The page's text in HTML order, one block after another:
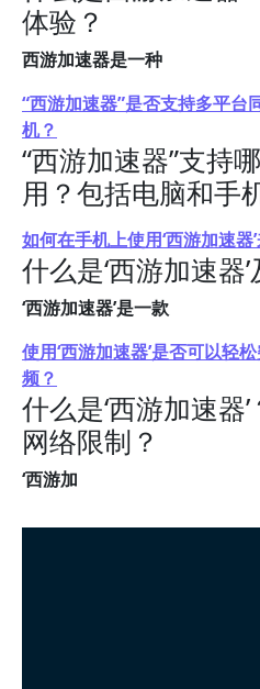
体验？
西游加速器是一种
“西游加速器”是否支持多平台
机？
“西游加速器”支持
用？包括电脑和手
如何在手机上使用‘西游加速器
什么是‘西游加速器
‘西游加速器’是一款
使用‘西游加速器’是否可以轻
频？
什么是‘西游加速器
网络限制？
‘西游加